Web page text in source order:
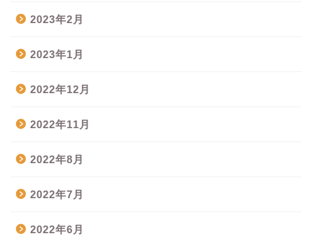
2023年2月
2023年1月
2022年12月
2022年11月
2022年8月
2022年7月
2022年6月